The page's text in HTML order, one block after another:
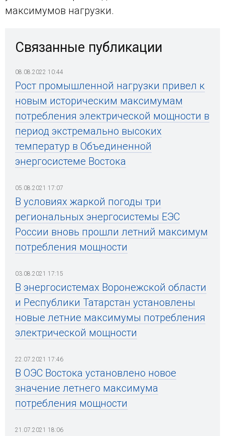
максимумов нагрузки.
Связанные публикации
08.08.2022 10:44
Рост промышленной нагрузки привел к
новым историческим максимумам
потребления электрической мощности в
период экстремально высоких
температур в Объединенной
энергосистеме Востока
05.08.2021 17:07
В условиях жаркой погоды три
региональных энергосистемы ЕЭС
России вновь прошли летний максимум
потребления мощности
03.08.2021 17:15
В энергосистемах Воронежской области
и Республики Татарстан установлены
новые летние максимумы потребления
электрической мощности
22.07.2021 17:46
В ОЭС Востока установлено новое
значение летнего максимума
потребления мощности
21.07.2021 18:06